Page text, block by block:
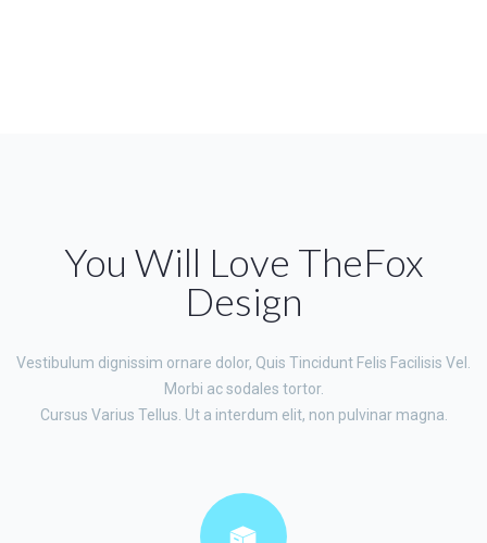
You Will Love TheFox
Design
Vestibulum dignissim ornare dolor, Quis Tincidunt Felis Facilisis Vel.
Morbi ac sodales tortor.
Cursus Varius Tellus. Ut a interdum elit, non pulvinar magna.